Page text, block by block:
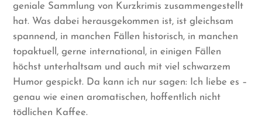
geniale Sammlung von Kurzkrimis zusammengestellt
hat. Was dabei herausgekommen ist, ist gleichsam
spannend, in manchen Fällen historisch, in manchen
topaktuell, gerne international, in einigen Fällen
höchst unterhaltsam und auch mit viel schwarzem
Humor gespickt. Da kann ich nur sagen: Ich liebe es –
genau wie einen aromatischen, hoffentlich nicht
tödlichen Kaffee.